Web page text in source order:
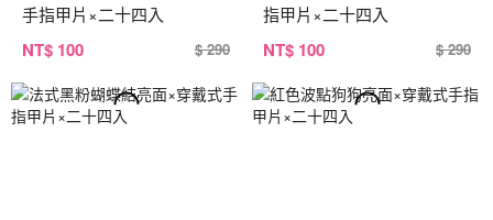
手指甲片×二十四入
NT$ 100 $ 290
指甲片×二十四入
NT$ 100 $ 290